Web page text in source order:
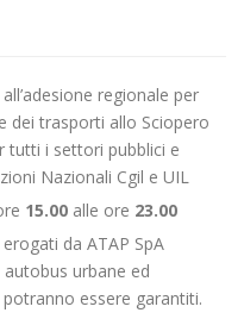
regionale per
dei trasporti allo Sciopero
tutti i settori pubblici e
Nazionali Cgil e UIL
15.00 alle ore 23.00
da ATAP SpA
autobus urbane ed
essere garantiti.